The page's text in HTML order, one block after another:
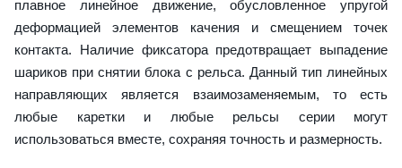
плавное линейное движение, обусловленное упругой
деформацией элементов качения и смещением точек
контакта. Наличие фиксатора предотвращает выпадение
шариков при снятии блока с рельса. Данный тип линейных
направляющих является взаимозаменяемым, то есть
любые каретки и любые рельсы серии могут
использоваться вместе, сохраняя точность и размерность.